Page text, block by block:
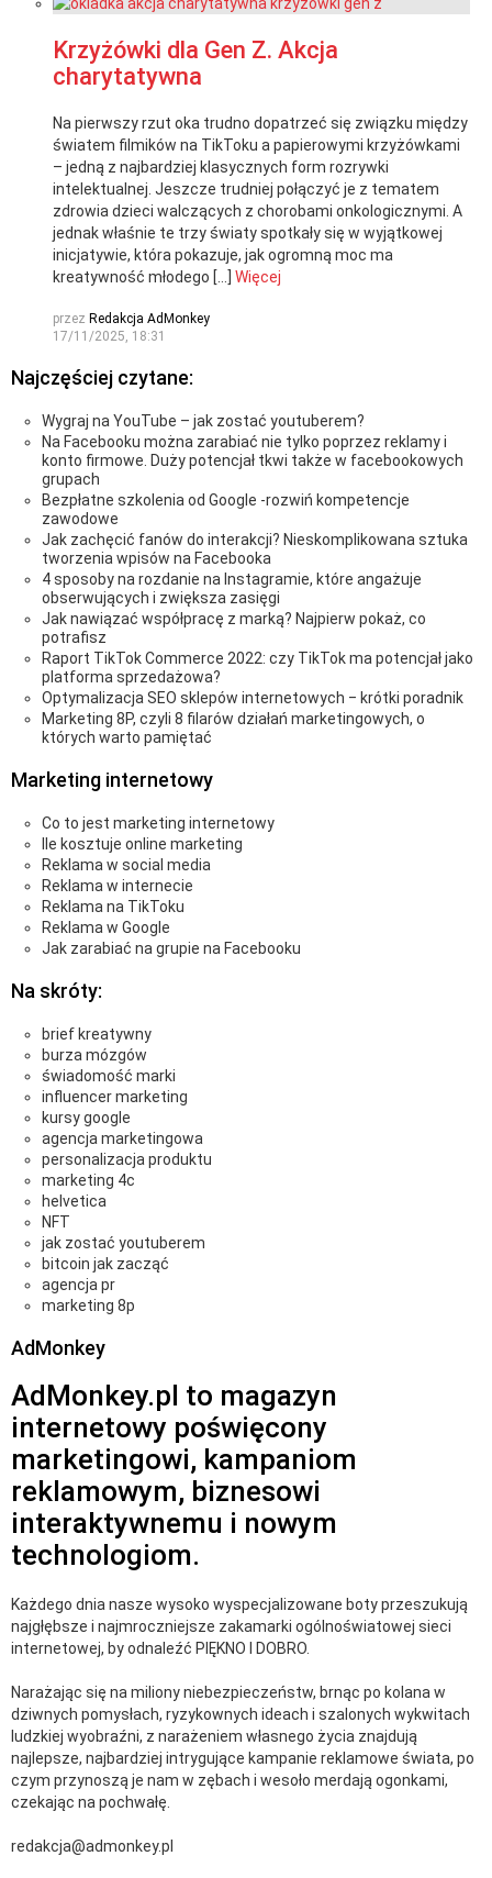
Krzyżówki dla Gen Z. Akcja
charytatywna
Na pierwszy rzut oka trudno dopatrzeć się związku między
światem filmików na TikToku a papierowymi krzyżówkami
– jedną z najbardziej klasycznych form rozrywki
intelektualnej. Jeszcze trudniej połączyć je z tematem
zdrowia dzieci walczących z chorobami onkologicznymi. A
jednak właśnie te trzy światy spotkały się w wyjątkowej
inicjatywie, która pokazuje, jak ogromną moc ma
kreatywność młodego […] Więcej
przez Redakcja AdMonkey
17/11/2025, 18:31
Najczęściej czytane:
Wygraj na YouTube – jak zostać youtuberem?
Na Facebooku można zarabiać nie tylko poprzez reklamy i
konto firmowe. Duży potencjał tkwi także w facebookowych
grupach
Bezpłatne szkolenia od Google -rozwiń kompetencje
zawodowe
Jak zachęcić fanów do interakcji? Nieskomplikowana sztuka
tworzenia wpisów na Facebooka
4 sposoby na rozdanie na Instagramie, które angażuje
obserwujących i zwiększa zasięgi
Jak nawiązać współpracę z marką? Najpierw pokaż, co
potrafisz
Raport TikTok Commerce 2022: czy TikTok ma potencjał jako
platforma sprzedażowa?
Optymalizacja SEO sklepów internetowych ‒ krótki poradnik
Marketing 8P, czyli 8 filarów działań marketingowych, o
których warto pamiętać
Marketing internetowy
Co to jest marketing internetowy
Ile kosztuje online marketing
Reklama w social media
Reklama w internecie
Reklama na TikToku
Reklama w Google
Jak zarabiać na grupie na Facebooku
Na skróty:
brief kreatywny
burza mózgów
świadomość marki
influencer marketing
kursy google
agencja marketingowa
personalizacja produktu
marketing 4c
helvetica
NFT
jak zostać youtuberem
bitcoin jak zacząć
agencja pr
marketing 8p
AdMonkey
AdMonkey.pl to magazyn
internetowy poświęcony
marketingowi, kampaniom
reklamowym, biznesowi
interaktywnemu i nowym
technologiom.
Każdego dnia nasze wysoko wyspecjalizowane boty przeszukują
najgłębsze i najmroczniejsze zakamarki ogólnoświatowej sieci
internetowej, by odnaleźć PIĘKNO I DOBRO.
Narażając się na miliony niebezpieczeństw, brnąc po kolana w
dziwnych pomysłach, ryzykownych ideach i szalonych wykwitach
ludzkiej wyobraźni, z narażeniem własnego życia znajdują
najlepsze, najbardziej intrygujące kampanie reklamowe świata, po
czym przynoszą je nam w zębach i wesoło merdają ogonkami,
czekając na pochwałę.
redakcja@admonkey.pl